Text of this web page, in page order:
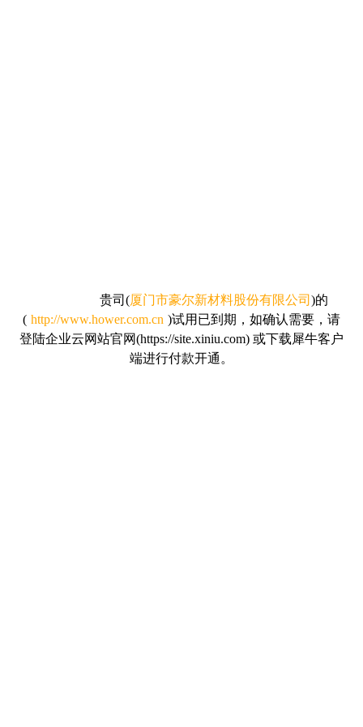
贵司 (厦门市豪尔新材料股份有限公司 )的
( http://www.hower.com.cn )试用已到期，如确认需要，请
登陆企业云网站官网(https://site.xiniu.com) 或下载犀牛客户
端进行付款开通。